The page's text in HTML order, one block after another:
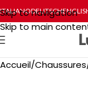
Skip to navigation
Skip to main
ITALIANODEUTSCH
Accueil Chaussures